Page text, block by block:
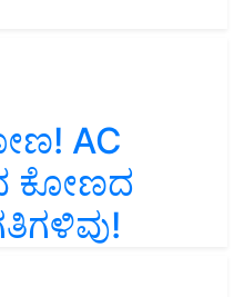
AC
ಕೋಣದ